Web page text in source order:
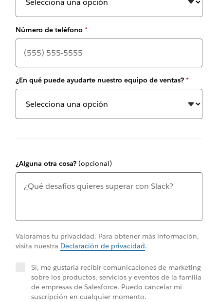
Número de teléfono *
¿En qué puede ayudarte nuestro equipo de ventas? *
¿Alguna otra cosa? (opcional)
Valoramos tu privacidad. Para obtener más información,
visita nuestra Declaración de privacidad.
Sí, me gustaría recibir comunicaciones de marketing
sobre los productos, servicios y eventos de la familia
de empresas de Salesforce. Puedo cancelar mi
suscripción en cualquier momento.